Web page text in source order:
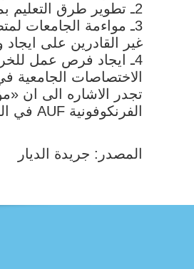
2ـ تطوير طرق التعليم بما يتناسب مع قدرات الطلاب ومواءمة استراتيجيات التعليم وفق الاطر العالمية وإدخال التقنيات الحديثة.
3ـ مواءمة الجامعات
غير القادرين على
4ـ ايجاد فرص عمل
الاختصاصات الجامعية
الفرنكوفونية AUF في الشرق الاوسط، التي تضم 48 عضوا من رؤساء جامعات في الشرق الأوسط من أغلب دول المنطقة.
المصدر: جريدة الديار